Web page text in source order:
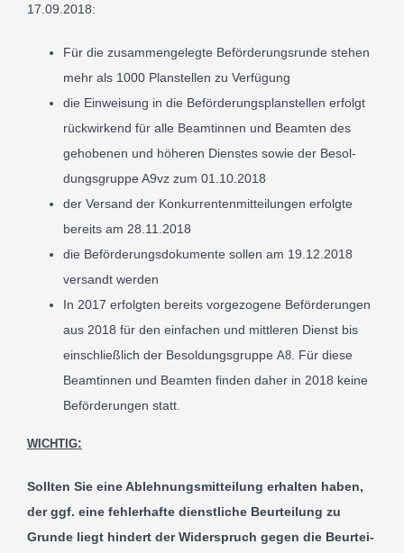
17 09 2018:
Für die zusam­men­gelegte Beför­de­rungs­run­de ste­hen
mehr als 1000 Plan­stel­len zu Ver­fü­gung
die Ein­weisung in die Beförderungs­planstellen erfolgt
rück­wirk­end für alle Beamtin­nen und Beam­ten des
gehobe­nen und höhe­ren Dien­stes sowie der Besol­
dungs­gruppe A9vz zum 01 10 2018
der Ver­sand der Konkur­renten­mit­teilun­gen erfol­gte
bere­its am 28 11 2018
die Beförderungs­doku­mente sol­len am 19 12 2018
ver­sandt wer­den
In 2017 erfol­gten bere­its vorge­zo­gene Beförderun­gen
aus 2018 für den ein­fachen und mit­tleren Dienst bis
ein­schließlich der Besol­dungs­gruppe A8 . Für die­se
Beamtin­nen und Beam­ten fin­den daher in 2018 kei­ne
Beförderun­gen statt.
WICH­TIG:
Soll­ten Sie eine Ablehnungsmit­teilung erhal­ten haben,
der ggf. eine fehler­hafte dien­stliche Beur­tei­lung zu
Grun­de liegt hin­dert der Wider­spruch gegen die Beur­tei­